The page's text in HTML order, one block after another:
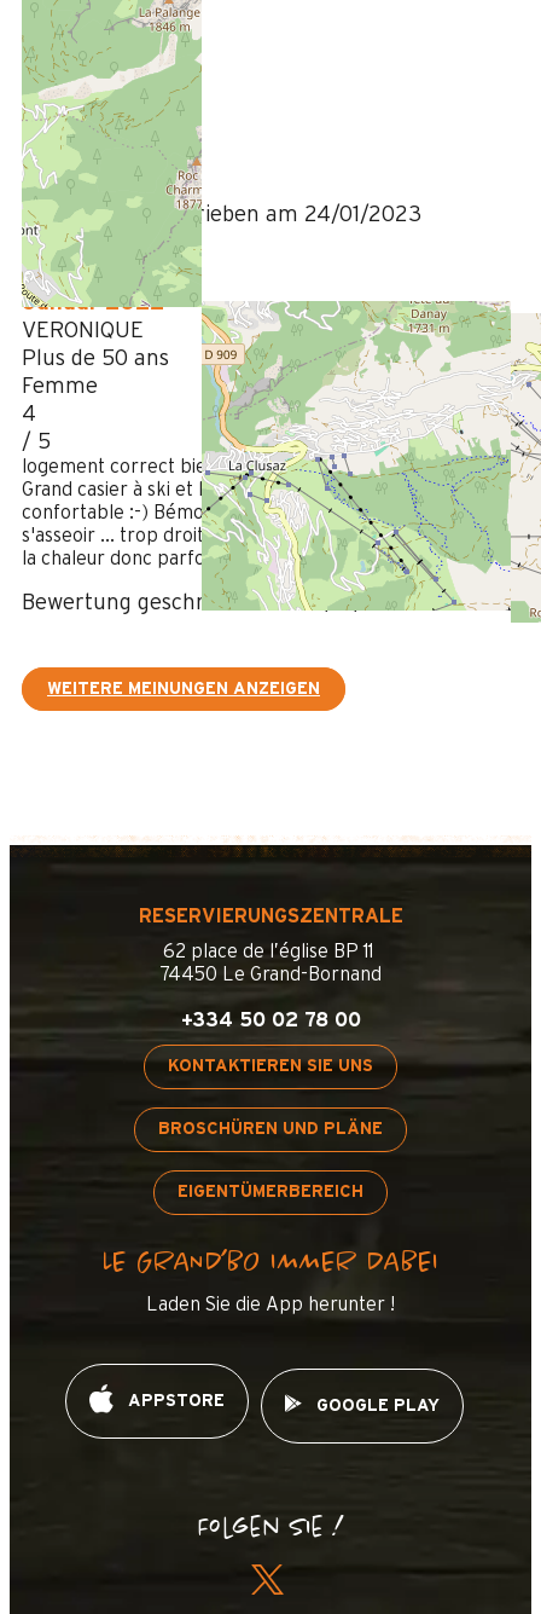
Januar 2023
wicky
35 à 50 ans
Femme
3
/ 5
Bewertung geschrieben am 24/01/2023
Januar 2022
VERONIQUE
Plus de 50 ans
Femme
4
/ 5
logement correct bien situé, calme ... mais c'est l'hiver.
Grand casier à ski et local skis accueillant avec un divan
confortable :-) Bémol : le divan vraiment inconfortable pour
s'asseoir ... trop droit et le chauffage qu'on ne sait pas gérer
la chaleur donc parfois un peu limite niveau chaleur.
Bewertung geschrieben am 12/01/2022
WEITERE MEINUNGEN ANZEIGEN
RESERVIERUNGSZENTRALE
62 place de l’église BP 11
74450 Le Grand-Bornand
+334 50 02 78 00
KONTAKTIEREN SIE UNS
BROSCHÜREN UND PLÄNE
EIGENTÜMERBEREICH
LE GRAND’BO IMMER DABEI
Laden Sie die App herunter !
APPSTORE GOOGLE PLAY
Folgen Sie !